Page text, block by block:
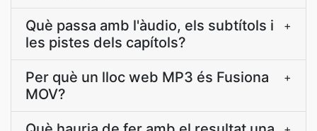
Què passa amb l'àudio, els subtítols i
les pistes dels capítols?
+
Per què un lloc web MP3 és Fusiona
MOV?
+